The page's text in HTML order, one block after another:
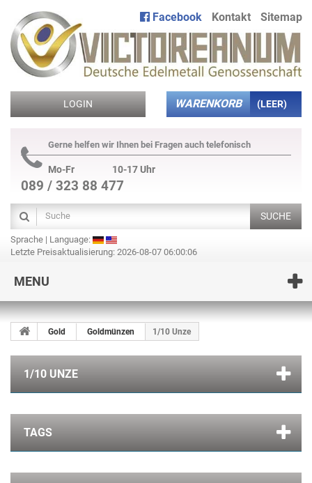
Facebook Kontakt Sitemap
LOGIN WARENKORB (LEER)
Gerne helfen wir Ihnen bei Fragen auch telefonisch
Mo-Fr 10-17 Uhr
089 / 323 88 477
SUCHE
Sprache | Language:
Letzte Preisaktualisierung: 2026-08-07 06:00:06
MENU
Gold Goldmünzen 1/10 Unze
1/10 UNZE
TAGS